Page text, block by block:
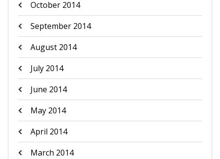
October 2014
September 2014
August 2014
July 2014
June 2014
May 2014
April 2014
March 2014